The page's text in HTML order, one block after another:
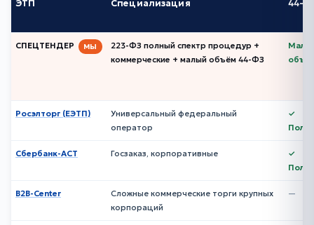
ЭТП Специализация 44-
СПЕЦТЕНДЕР МЫ
223-ФЗ полный спектр процедур +
коммерческие + малый объём 44-ФЗ
Росэлторг (ЕЭТП)
Универсальный федеральный
оператор
✓
Сбербанк-АСТ Госзаказ, корпоративные
✓
B2B-Center
Сложные коммерческие торги крупных
корпораций
—